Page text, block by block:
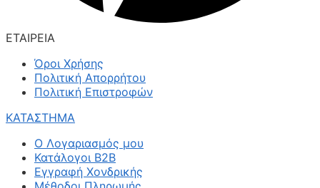
ΕΤΑΙΡΕΙΑ
Όροι Χρήσης
Πολιτική Απορρήτου
Πολιτική Επιστροφών
ΚΑΤΑΣΤΗΜΑ
Ο Λογαριασμός μου
Κατάλογοι B2B
Εγγραφή Χονδρικής